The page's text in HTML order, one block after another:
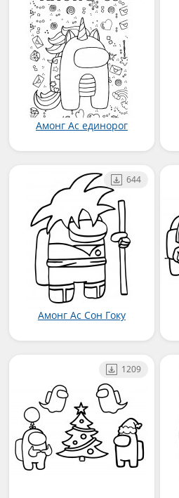
Амонг Ас единорог
Амонг Ас Сон Гоку
644
1209